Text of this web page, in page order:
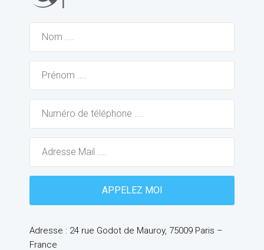
Adresse : 24 rue Godot de Mauroy, 75009 Paris –
France